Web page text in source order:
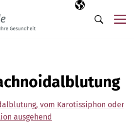
Ausgewählte
DE
Suche
vom Karotissiphon oder
ausgehend